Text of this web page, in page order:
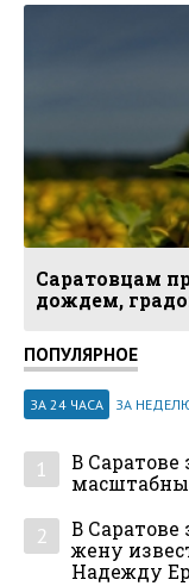
Саратовцам
дождем,
ПОПУЛЯРНОЕ
ЗА 24 ЧАСА ЗА
1
В Саратове
2
В
жену
Надежду